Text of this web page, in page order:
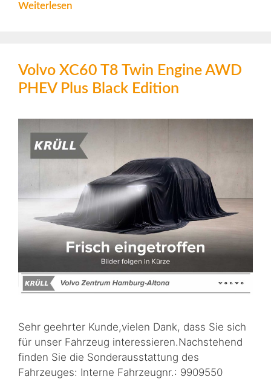
Weiterlesen
Volvo XC60 T8 Twin Engine AWD
PHEV Plus Black Edition
Sehr geehrter Kunde,vielen Dank, dass Sie sich
für unser Fahrzeug interessieren.Nachstehend
finden Sie die Sonderausstattung des
Fahrzeuges: Interne Fahrzeugnr.: 9909550